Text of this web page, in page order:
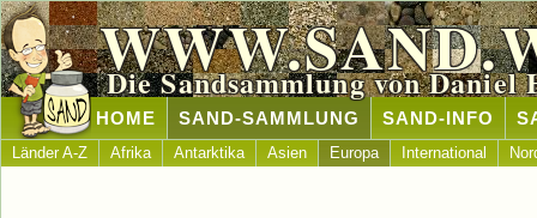
Die Sandsammlung von Daniel
HOME SAND-SAMMLUNG SAND-INFO
Länder A-Z Afrika Antarktika Asien Europa International